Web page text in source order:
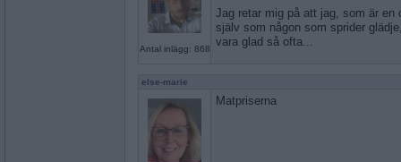
Antal inlägg: 868
Jag retar mig på att jag, som är en
själv som någon som sprider
vara glad så ofta...
else-marie
Matpriserna